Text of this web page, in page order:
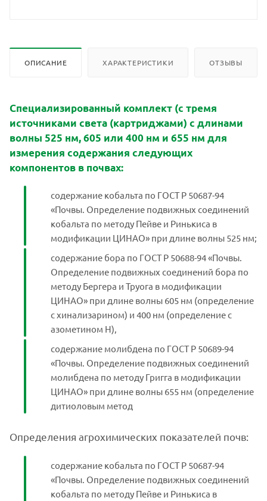
ОПИСАНИЕ ХАРАКТЕРИСТИКИ ОТЗЫВЫ
Специализированный комплект (с тремя
источниками света (картриджами) с длинами
волны 525 нм, 605 или 400 нм и 655 нм для
измерения содержания следующих
компонентов в почвах:
содержание кобальта по ГОСТ Р 50687-94
«Почвы. Определение подвижных соединений
кобальта по методу Пейве и Ринькиса в
модификации ЦИНАО» при длине волны 525 нм;
содержание бора по ГОСТ Р 50688-94 «Почвы.
Определение подвижных соединений бора по
методу Бергера и Труога в модификации
ЦИНАО» при длине волны 605 нм (определение
с хинализарином) и 400 нм (определение с
азометином H),
содержание молибдена по ГОСТ Р 50689-94
«Почвы. Определение подвижных соединений
молибдена по методу Григга в модификации
ЦИНАО» при длине волны 655 нм (определение
дитиоловым метод
Определения агрохимических показателей почв:
содержание кобальта по ГОСТ Р 50687-94
«Почвы. Определение подвижных соединений
кобальта по методу Пейве и Ринькиса в